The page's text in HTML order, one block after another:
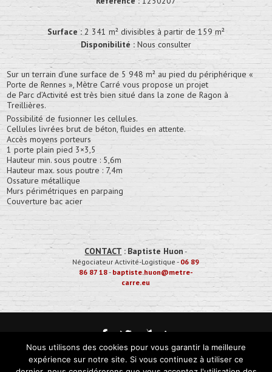
Surface : 2 341 m² divisibles à partir de 159 m²
Disponibilité :Nous consulter
Sur un terrain d’une surface de 5 948 m² au pied du périphérique «
Porte de Rennes », Mètre Carré vous propose un projet
de Parc d’Activité est très bien situé dans la zone de Ragon à
Treillières.
Possibilité de fusionner les cellules.
Cellules livrées brut de béton, fluides en attente.
Accès moyens porteurs
1 porte plain pied 3×3,5
Hauteur min. sous poutre : 5,6m
Hauteur max. sous poutre : 7,4m
Ossature métallique
Murs périmétriques en parpaing
Couverture bac acier
CONTACT :Baptiste Huon-
Négociateur Activité-Logistique- 06 89
86 87 18- baptiste.huon@metre-
carre.eu
Mentions Légales
Nous utilisons des cookies pour vous garantir la meilleure
expérience sur notre site. Si vous continuez à utiliser ce